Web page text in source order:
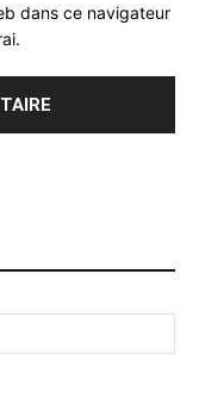
dans ce navigateur